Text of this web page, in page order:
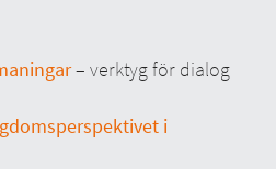
– verktyg för dialog
i